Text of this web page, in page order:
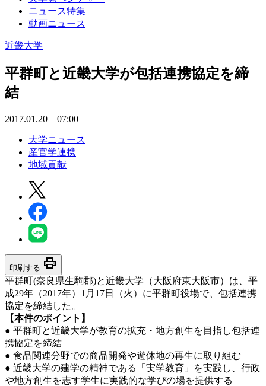
ニュース特集
動画ニュース
近畿大学
平群町と近畿大学が包括連携協定を締
結
2017.01.20 07:00
大学ニュース
産官学連携
地域貢献
印刷する print
平群町(奈良県生駒郡)と近畿大学（大阪府東大阪市）は、平
成29年（2017年）1月17日（火）に平群町役場で、包括連携
協定を締結した。
【本件のポイント】
● 平群町と近畿大学が教育の拡充・地方創生を目指し包括連
携協定を締結
● 食品関連分野での商品開発や遊休地の再生に取り組む
● 近畿大学の建学の精神である「実学教育」を実践し、行政
や地方創生を志す学生に実践的な学びの場を提供する